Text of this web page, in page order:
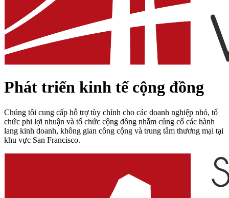
Phát triển kinh tế cộng đồng
Chúng tôi cung cấp hỗ trợ tùy chỉnh cho các doanh nghiệp nhỏ, tổ
chức phi lợi nhuận và tổ chức cộng đồng nhằm củng cố các hành
lang kinh doanh, không gian công cộng và trung tâm thương mại tại
khu vực San Francisco.